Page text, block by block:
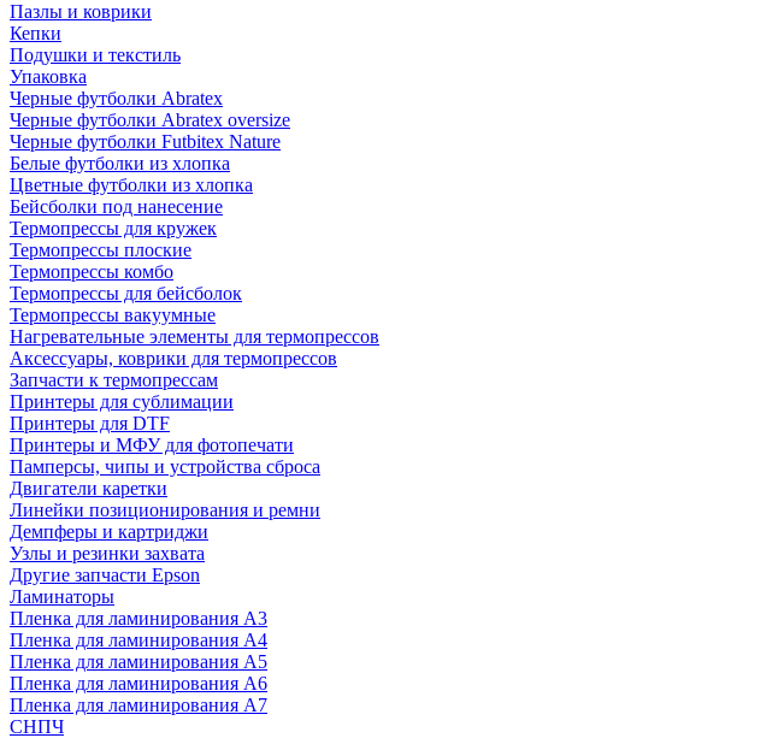
Пазлы и коврики
Кепки
Подушки и текстиль
Упаковка
Черные футболки Abratex
Черные футболки Abratex oversize
Черные футболки Futbitex Nature
Белые футболки из хлопка
Цветные футболки из хлопка
Бейсболки под нанесение
Термопрессы для кружек
Термопрессы плоские
Термопрессы комбо
Термопрессы для бейсболок
Термопрессы вакуумные
Нагревательные элементы для термопрессов
Аксессуары, коврики для термопрессов
Запчасти к термопрессам
Принтеры для сублимации
Принтеры для DTF
Принтеры и МФУ для фотопечати
Памперсы, чипы и устройства сброса
Двигатели каретки
Линейки позиционирования и ремни
Демпферы и картриджи
Узлы и резинки захвата
Другие запчасти Epson
Ламинаторы
Пленка для ламинирования А3
Пленка для ламинирования А4
Пленка для ламинирования А5
Пленка для ламинирования А6
Пленка для ламинирования А7
СНПЧ